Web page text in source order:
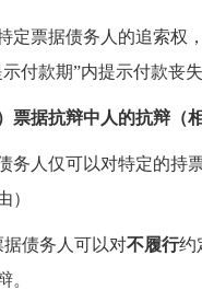
定票据债务人的追索权
示付款期”内提示付款丧失
）票据抗辩中人的抗辩（
务人仅可以对特定的持
）
据债务人可以对不履行约
。